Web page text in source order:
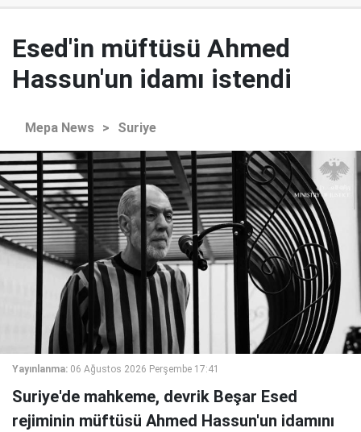
Esed'in müftüsü Ahmed
Hassun'un idamı istendi
Mepa News > Suriye
Yayınlanma: 06 Ağustos 2026 Perşembe 17:41
Suriye'de mahkeme, devrik Beşar Esed
rejiminin müftüsü Ahmed Hassun'un idamını